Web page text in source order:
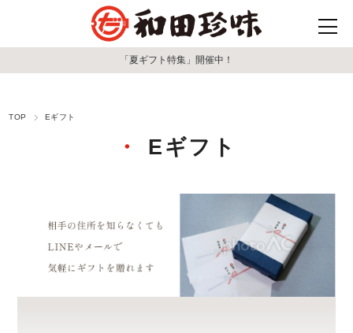
「夏ギフト特集」開催中！
TOP Eギフト
Eギフト